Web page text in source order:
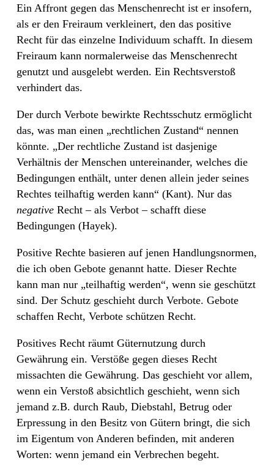
Ein Affront gegen das Menschenrecht ist er insofern,
als er den Freiraum verkleinert, den das positive
Recht für das einzelne Individuum schafft. In diesem
Freiraum kann normalerweise das Menschenrecht
genutzt und ausgelebt werden. Ein Rechtsverstoß
verhindert das.
Der durch Verbote bewirkte Rechtsschutz ermöglicht
das, was man einen „rechtlichen Zustand“ nennen
könnte. „Der rechtliche Zustand ist dasjenige
Verhältnis der Menschen untereinander, welches die
Bedingungen enthält, unter denen allein jeder seines
Rechtes teilhaftig werden kann“ (Kant). Nur das
negative Recht – als Verbot – schafft diese
Bedingungen (Hayek).
Positive Rechte basieren auf jenen Handlungsnormen,
die ich oben Gebote genannt hatte. Dieser Rechte
kann man nur „teilhaftig werden“, wenn sie geschützt
sind. Der Schutz geschieht durch Verbote. Gebote
schaffen Recht, Verbote schützen Recht.
Positives Recht räumt Güternutzung durch
Gewährung ein. Verstöße gegen dieses Recht
missachten die Gewährung. Das geschieht vor allem,
wenn ein Verstoß absichtlich geschieht, wenn sich
jemand z.B. durch Raub, Diebstahl, Betrug oder
Erpressung in den Besitz von Gütern bringt, die sich
im Eigentum von Anderen befinden, mit anderen
Worten: wenn jemand ein Verbrechen begeht.